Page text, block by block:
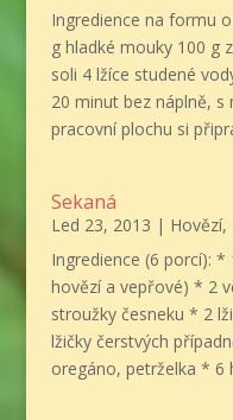
Ingredience na formu
g hladké mouky 100 g
soli 4 lžíce studené
20 minut bez náplně, s
pracovní plochu si
Sekaná
Led 23, 2013 | Hovězí,
Ingredience (6 porcí):
hovězí a vepřové) * 2
stroužky česneku * 2
lžičky čerstvých
oregáno, petrželka * 6